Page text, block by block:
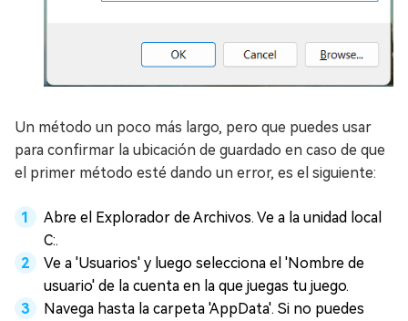
Un método un poco más largo, pero que puedes usar
para confirmar la ubicación de guardado en caso de que
el primer método esté dando un error, es el siguiente:
Abre el Explorador de Archivos. Ve a la unidad local
C:.
Ve a 'Usuarios' y luego selecciona el 'Nombre de
usuario' de la cuenta en la que juegas tu juego.
Navega hasta la carpeta 'AppData'. Si no puedes